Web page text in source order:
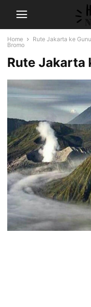
Home Rute Jakarta ke
Bromo
Rute Jakarta